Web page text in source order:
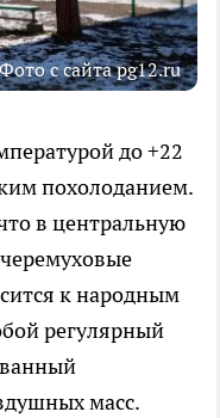
Фото с сайта pg12.ru
до +22
похолоданием.
в центральную
к народным
регулярный
масс.